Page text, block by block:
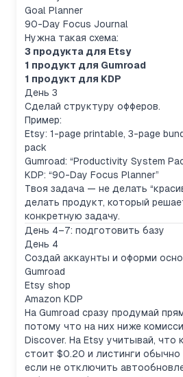
Goal Planner
90-Day Focus Journal
Нужна такая схема:
3 продукта для Etsy
1 продукт для Gumroad
1 продукт для KDP
День 3
Сделай структуру офферов.
Пример:
Etsy: 1-page printable, 3-page
pack
Gumroad: “Productivity System
KDP: “90-Day Focus Planner”
Твоя задача — не делать
делать продукт, который
конкретную задачу.
День 4–7: подготовить базу
День 4
Создай аккаунты и оформи
Gumroad
Etsy shop
Amazon KDP
На Gumroad сразу продумай
потому что на них ниже
Discover. На Etsy учитывай, что
стоит $0.20 и листинги
если не отключить